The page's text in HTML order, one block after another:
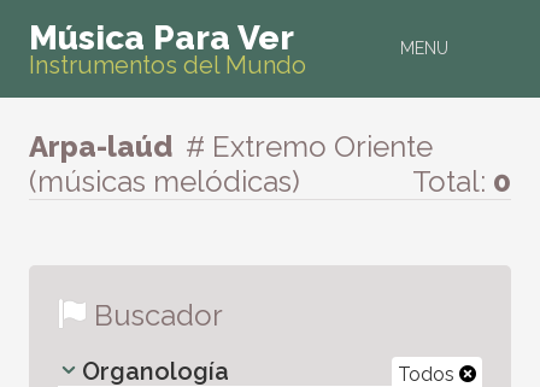
MENU
Música Para Ver
Instrumentos del Mundo
Arpa-laúd # Extremo Oriente
(músicas melódicas)
Total: 0
Buscador
Todos
Organología